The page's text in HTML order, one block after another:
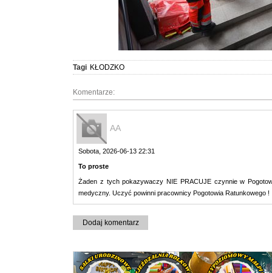
Tagi KŁODZKO
Komentarze:
AA
Sobota, 2026-06-13 22:31
To proste
Żaden z tych pokazywaczy NIE PRACUJE czynnie w
medyczny. Uczyć powinni pracownicy Pogotowia Ratunkowego !
Dodaj komentarz